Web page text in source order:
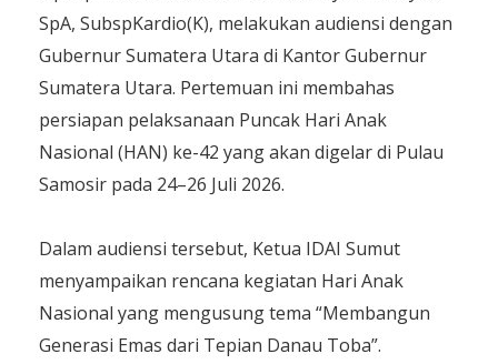
SpA, SubspKardio(K), melakukan audiensi dengan
Gubernur Sumatera Utara di Kantor Gubernur
Sumatera Utara. Pertemuan ini membahas
persiapan pelaksanaan Puncak Hari Anak
Nasional (HAN) ke-42 yang akan digelar di Pulau
Samosir pada 24–26 Juli 2026.
Dalam audiensi tersebut, Ketua IDAI Sumut
menyampaikan rencana kegiatan Hari Anak
Nasional yang mengusung tema “Membangun
Generasi Emas dari Tepian Danau Toba”.